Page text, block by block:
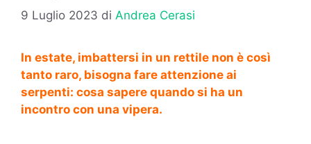
9 Luglio 2023 di Andrea Cerasi
In estate, imbattersi in un rettile non è così
tanto raro, bisogna fare attenzione ai
serpenti: cosa sapere quando si ha un
incontro con una vipera.